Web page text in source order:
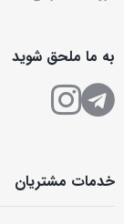
به ما ملحق شوید
خدمات مشتریان